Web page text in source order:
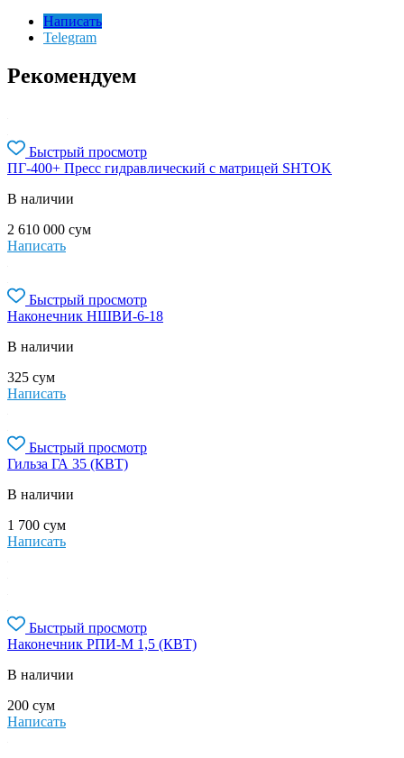
Написать
Telegram
Рекомендуем
Быстрый просмотр
ПГ-400+ Пресс гидравлический с матрицей SHTOK
В наличии
2 610 000 сум
Написать
Быстрый просмотр
Наконечник НШВИ-6-18
В наличии
325 сум
Написать
Быстрый просмотр
Гильза ГА 35 (КВТ)
В наличии
1 700 сум
Написать
Быстрый просмотр
Наконечник РПИ-М 1,5 (КВТ)
В наличии
200 сум
Написать